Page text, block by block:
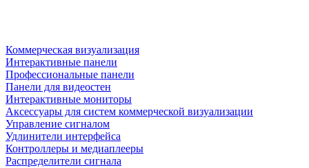
Коммерческая визуализация
Интерактивные панели
Профессиональные панели
Панели для видеостен
Интерактивные мониторы
Аксессуары для систем коммерческой визуализации
Управление сигналом
Удлинители интерфейса
Контроллеры и медиаплееры
Распределители сигнала